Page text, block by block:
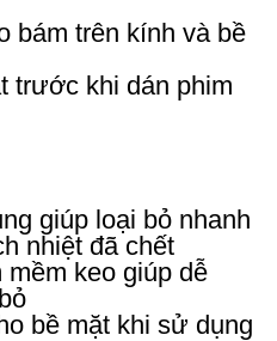
bám trên kính và bề
trước khi dán phim
giúp loại bỏ nhanh
nhiệt đã chết
keo giúp dễ
bề mặt khi sử dụng